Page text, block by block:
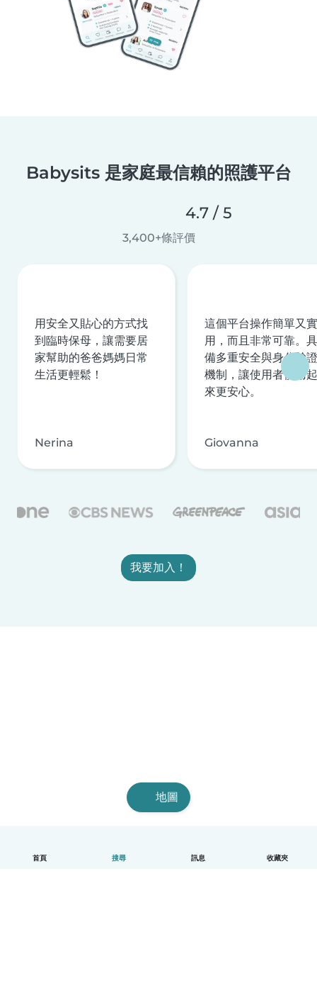
首頁 搜尋 訊息 收藏夾
Babysits 是家庭最信賴的照護平台
4.7 / 5
3,400+條評價
用安全又貼心的方式找
到臨時保母，讓需要居
家幫助的爸爸媽媽日常
生活更輕鬆！
Nerina
這個平台操作簡單又實
用，而且非常可靠。具
備多重安全與身分驗證
機制，讓使用者使用起
來更安心。
Giovanna
我要加入！
地圖